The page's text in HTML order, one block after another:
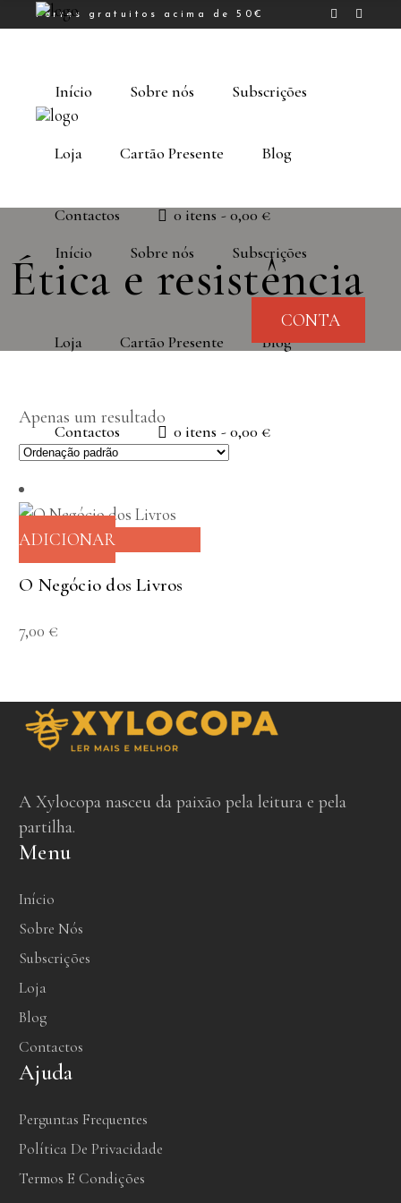
Portes gratuitos acima de 50€
Início Sobre nós Subscrições
Loja Cartão Presente Blog
Contactos 0 itens 0,00 €
CONTA
Início Sobre nós Subscrições
Loja Cartão Presente Blog
Contactos 0 itens 0,00 €
Ética e resistência
Apenas um resultado
ADICIONAR
O Negócio dos Livros
7,00 €
A Xylocopa nasceu da paixão pela leitura e pela
partilha.
Menu
Início
Sobre Nós
Subscrições
Loja
Blog
Contactos
Ajuda
Perguntas Frequentes
Política De Privacidade
Termos E Condições